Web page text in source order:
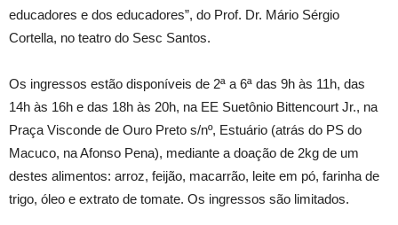
educadores e dos educadores”, do Prof. Dr. Mário Sérgio
Cortella, no teatro do Sesc Santos.
Os ingressos estão disponíveis de 2ª a 6ª das 9h às 11h, das
14h às 16h e das 18h às 20h, na EE Suetônio Bittencourt Jr., na
Praça Visconde de Ouro Preto s/nº, Estuário (atrás do PS do
Macuco, na Afonso Pena), mediante a doação de 2kg de um
destes alimentos: arroz, feijão, macarrão, leite em pó, farinha de
trigo, óleo e extrato de tomate. Os ingressos são limitados.